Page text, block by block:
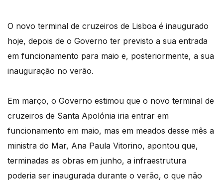
O novo terminal de cruzeiros de Lisboa é inaugurado
hoje, depois de o Governo ter previsto a sua entrada
em funcionamento para maio e, posteriormente, a sua
inauguração no verão.
Em março, o Governo estimou que o novo terminal de
cruzeiros de Santa Apolónia iria entrar em
funcionamento em maio, mas em meados desse mês a
ministra do Mar, Ana Paula Vitorino, apontou que,
terminadas as obras em junho, a infraestrutura
poderia ser inaugurada durante o verão, o que não